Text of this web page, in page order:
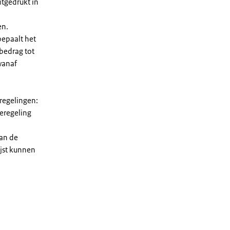
het
tot
de
kunnen